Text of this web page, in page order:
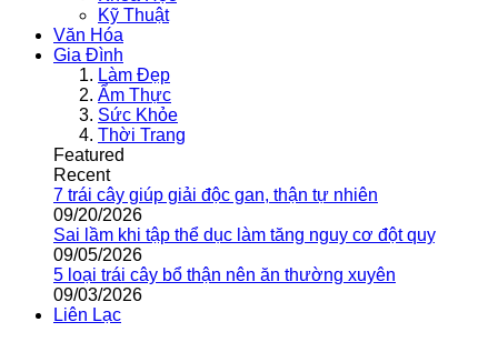
Kỹ Thuật
Văn Hóa
Gia Đình
Làm Đẹp
Ẩm Thực
Sức Khỏe
Thời Trang
Featured
Recent
7 trái cây giúp giải độc gan, thận tự nhiên
09/20/2026
Sai lầm khi tập thể dục làm tăng nguy cơ đột quỵ
09/05/2026
5 loại trái cây bổ thận nên ăn thường xuyên
09/03/2026
Liên Lạc